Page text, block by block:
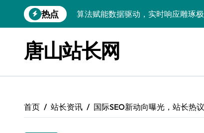
到
热点
技术护航：Android大数据引擎，实
技术破局：实时引擎赋能数据洪流
大数据架构下实时引擎优化：技术
大数据赋能运维：实时处理提效，精
唐山站长网
首页 站长资讯 国际SEO新动向曝光，站长热